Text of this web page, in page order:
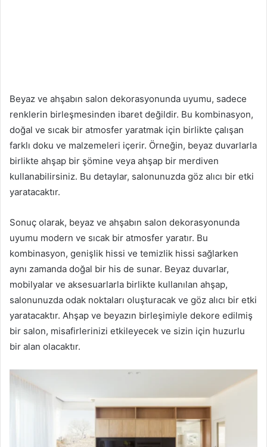
Beyaz ve ahşabın salon dekorasyonunda uyumu, sadece
renklerin birleşmesinden ibaret değildir. Bu kombinasyon,
doğal ve sıcak bir atmosfer yaratmak için birlikte çalışan
farklı doku ve malzemeleri içerir. Örneğin, beyaz duvarlarla
birlikte ahşap bir şömine veya ahşap bir merdiven
kullanabilirsiniz. Bu detaylar, salonunuzda göz alıcı bir etki
yaratacaktır.
Sonuç olarak, beyaz ve ahşabın salon dekorasyonunda
uyumu modern ve sıcak bir atmosfer yaratır. Bu
kombinasyon, genişlik hissi ve temizlik hissi sağlarken
aynı zamanda doğal bir his de sunar. Beyaz duvarlar,
mobilyalar ve aksesuarlarla birlikte kullanılan ahşap,
salonunuzda odak noktaları oluşturacak ve göz alıcı bir etki
yaratacaktır. Ahşap ve beyazın birleşimiyle dekore edilmiş
bir salon, misafirlerinizi etkileyecek ve sizin için huzurlu
bir alan olacaktır.